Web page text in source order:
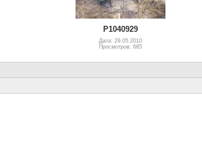
P1040929
Дата: 29.05.2010
Просмотров: 685